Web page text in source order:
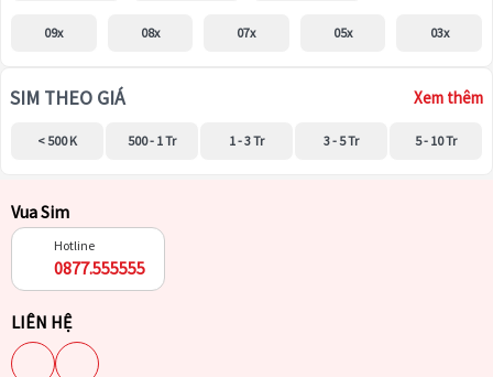
09x 08x 07x 05x 03x
SIM THEO GIÁ Xem thêm
< 500 K 500 - 1 Tr 1 - 3 Tr 3 - 5 Tr 5 - 10 Tr
Vua Sim
Hotline
0877.555555
LIÊN HỆ